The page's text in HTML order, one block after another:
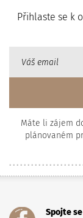
Přihlaste se k
Máte li zájem
plánovaném
Spojte